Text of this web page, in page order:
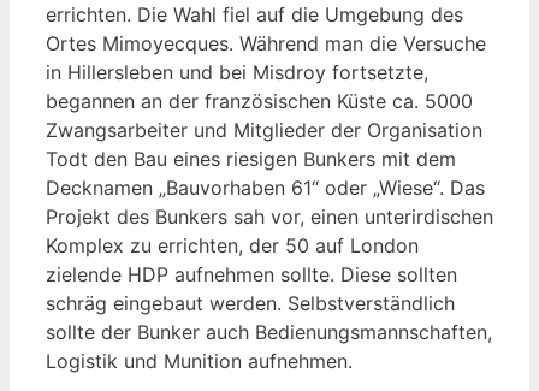
errichten. Die Wahl fiel auf die Umgebung des
Ortes Mimoyecques. Während man die Versuche
in Hillersleben und bei Misdroy fortsetzte,
begannen an der französischen Küste ca. 5000
Zwangsarbeiter und Mitglieder der Organisation
Todt den Bau eines riesigen Bunkers mit dem
Decknamen „Bauvorhaben 61“ oder „Wiese“. Das
Projekt des Bunkers sah vor, einen unterirdischen
Komplex zu errichten, der 50 auf London
zielende HDP aufnehmen sollte. Diese sollten
schräg eingebaut werden. Selbstverständlich
sollte der Bunker auch Bedienungsmannschaften,
Logistik und Munition aufnehmen.